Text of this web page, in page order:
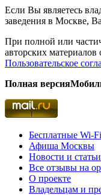
Если Вы являетесь
заведения в Москве,
При полной или
авторских материалов
Пользовательское
Полная версия
Бесплатные Wi-
Афиша Москвы
Новости и статьи
Все отзывы на
О проекте
Владельцам и